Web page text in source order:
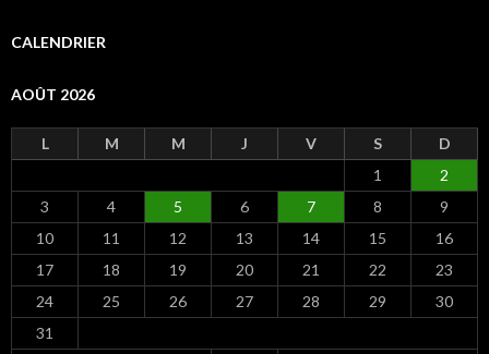
e
h
CALENDRIER
AOÛT 2026
L M M J V S D
1
2
3
4 5 6 7 8
9
10
11 12 13 14 15
16
17
18 19 20 21 22
23
24
25 26 27 28 29
30
31